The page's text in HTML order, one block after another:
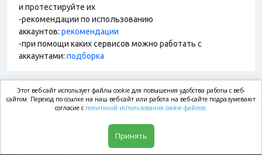
и протестируйте их
-рекомендации по использованию
аккаунтов: рекомендации
-при помощи каких сервисов можно работать с
аккаунтами: подборка
market.com
Этот веб-сайт использует файлы cookie для повышения удобства работы с веб-
сайтом. Переход по ссылке на наш веб-сайт или работа на веб-сайте подразумевают
согласие с политикой использования cookie файлов.
Принять